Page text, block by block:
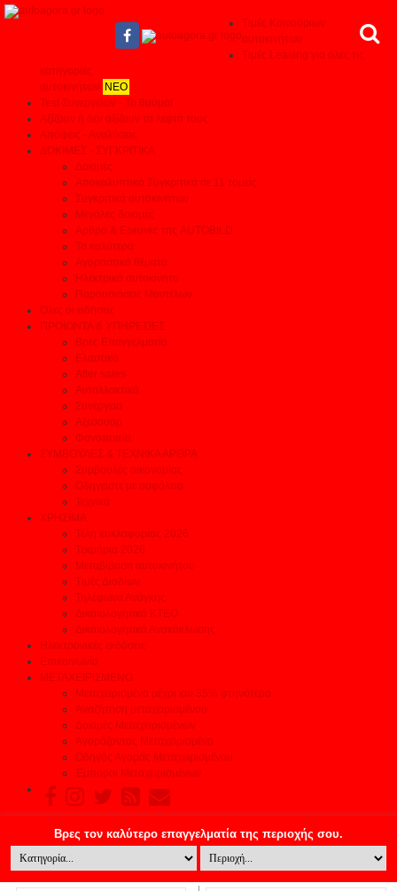
Τιμές Καινούριων
αυτοκινήτων
Τιμές Leasing για όλες τις
κατηγορίες
αυτοκινήτων ΝΕΟ
Test Συνεργείων - Το θαύμα!
Αξίζουν ή δεν αξίζουν τα λεφτά τους
Απόψεις - Αναλύσεις
ΔΟΚΙΜΕΣ - ΣΥΓΚΡΙΤΙΚΑ
Δοκιμές
Αποκαλυπτικά Συγκριτικά σε 11 τομείς
Συγκριτικά αυτοκινήτων
Μεγάλες δοκιμές
Αρθρα & Ερευνες της AUTOBILD
Τα καλύτερα
Αγοραστικά θέματα
Ηλεκτρικά αυτοκίνητα
Παρουσιάσεις Μοντέλων
Όλες οι ειδήσεις
ΠΡΟΙΟΝΤΑ & ΥΠΗΡΕΣΙΕΣ
Βρες Επαγγελματία
Ελαστικά
After sales
Ανταλλακτικά
Συνεργεία
Αξεσουάρ
Φανοποιεία
ΣΥΜΒΟΥΛΕΣ & ΤΕΧΝΙΚΑ ΑΡΘΡΑ
Συμβουλές οικονομίας
Οδηγείστε με ασφάλεια
Τεχνικά
ΧΡΗΣΙΜΑ
Τέλη κυκλοφορίας 2026
Τεκμήρια 2026
Μεταβίβαση αυτοκινήτου
Τιμές Διοδίων
Τηλέφωνα Ανάγκης
Δικαιολογητικά ΚΤΕΟ
Δικαιολογητικά Ανακύκλωσης
Ηλεκτρονικές εκδόσεις
Επικοινωνία
ΜΕΤΑΧΕΙΡΙΣΜΕΝΟ
Μεταχειρισμένα μέχρι και 35% φτηνότερα
Αναζήτηση μεταχειρισμένου
Δοκιμές Μεταχειρισμένων
Αγοράζοντας Μεταχειρισμένο
Οδηγός Αγοράς Μεταχειρισμένου
Έμποροι Μεταχειρισμένων